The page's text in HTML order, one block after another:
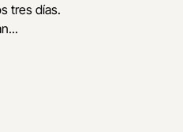
tres días.